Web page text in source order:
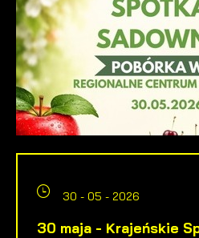
30 - 05 - 2026
30 maja - Krajeńskie